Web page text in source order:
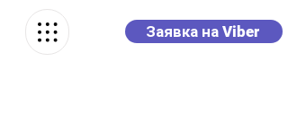
Заявка на Viber